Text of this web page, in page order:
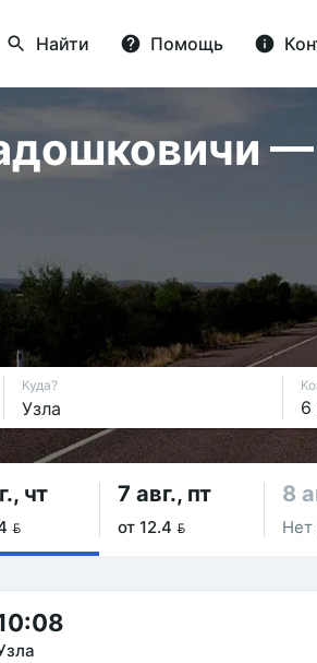
Найти Помощь
—
Куда?
чт

7 авг., пт
от 12.4 
8
Нет